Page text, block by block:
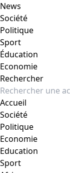
News
Société
Politique
Sport
Éducation
Economie
Rechercher
Accueil
Société
Politique
Economie
Education
Sport